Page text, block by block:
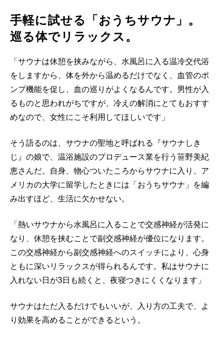
手軽に試せる「おうちサウナ」。
巡る体でリラックス。
「サウナは休憩を挟みながら、水風呂に入る温冷交代浴
をしますから、体を外から温めるだけでなく、血管のポ
ンプ機能を促し、血の巡りがよくなるんです。男性が入
るものと思われがちですが、冷えの解消にとてもおすす
めなので、女性にこそ利用してほしいです」
そう語るのは、サウナの聖地と呼ばれる『サウナしき
じ』の娘で、温浴施設のプロデュース業を行う笹野美紀
恵さんだ。自身、物心ついたころからサウナに入り、ア
メリカの大学に留学したときには「おうちサウナ」を編
み出すほど、生活に欠かせない。
「熱いサウナから水風呂に入ることで交感神経が活発に
なり、休憩を挟むことで副交感神経が優位になります。
この交感神経から副交感神経へのスイッチにより、心身
ともに深いリラックスが得られるんです。私はサウナに
入れない日が3日も続くと、夜寝つきにくくなります」
サウナはただ入るだけでもいいが、入り方の工夫で、よ
り効果を高めることができるという。